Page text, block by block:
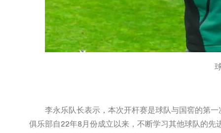
李永乐队长表示，本次开杆赛是球队与国窖的第
俱乐部自22年8月份成立以来，不断学习其他球队的